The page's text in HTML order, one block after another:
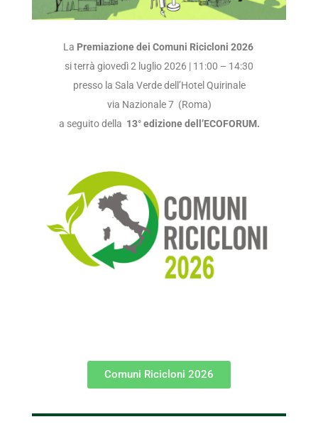
La Premiazione dei Comuni Ricicloni 2026
si terrà giovedì 2 luglio 2026 | 11:00 – 14:30
presso la Sala Verde dell’Hotel Quirinale
via Nazionale 7 (Roma)
a seguito della 13° edizione dell’ECOFORUM.
Comuni Ricicloni 2026